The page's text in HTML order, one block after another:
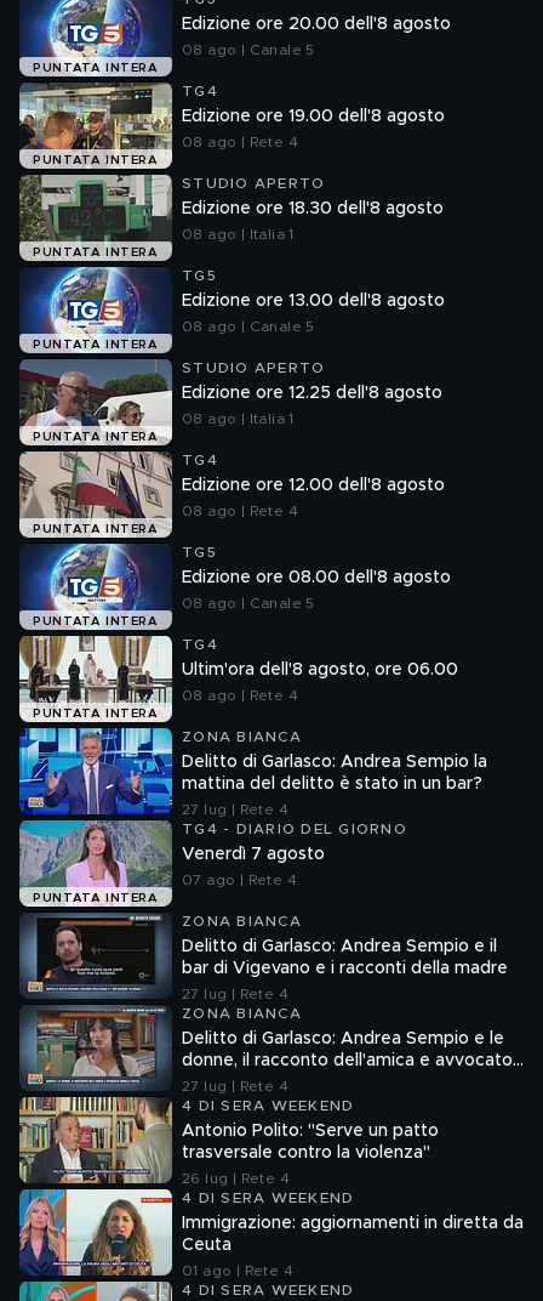
PUNTATA INTERA
Edizione ore 20.00 dell'8 agosto
08 ago | Canale 5
PUNTATA INTERA
TG4
Edizione ore 19.00 dell'8 agosto
08 ago | Rete 4
PUNTATA INTERA
STUDIO APERTO
Edizione ore 18.30 dell'8 agosto
08 ago | Italia 1
PUNTATA INTERA
TG5
Edizione ore 13.00 dell'8 agosto
08 ago | Canale 5
PUNTATA INTERA
STUDIO APERTO
Edizione ore 12.25 dell'8 agosto
08 ago | Italia 1
PUNTATA INTERA
TG4
Edizione ore 12.00 dell'8 agosto
08 ago | Rete 4
PUNTATA INTERA
TG5
Edizione ore 08.00 dell'8 agosto
08 ago | Canale 5
PUNTATA INTERA
TG4
Ultim'ora dell'8 agosto, ore 06.00
08 ago | Rete 4
ZONA BIANCA
Delitto di Garlasco: Andrea Sempio la
mattina del delitto è stato in un bar?
27 lug | Rete 4
PUNTATA INTERA
TG4 - DIARIO DEL GIORNO
Venerdì 7 agosto
07 ago | Rete 4
ZONA BIANCA
Delitto di Garlasco: Andrea Sempio e il
bar di Vigevano e i racconti della madre
27 lug | Rete 4
ZONA BIANCA
Delitto di Garlasco: Andrea Sempio e le
donne, il racconto dell'amica e avvocato
Angela Taccia
27 lug | Rete 4
4 DI SERA WEEKEND
Antonio Polito: "Serve un patto
trasversale contro la violenza"
26 lug | Rete 4
4 DI SERA WEEKEND
Immigrazione: aggiornamenti in diretta da
Ceuta
01 ago | Rete 4
4 DI SERA WEEKEND